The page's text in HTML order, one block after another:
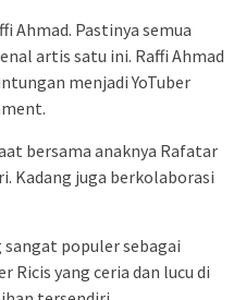
Ahmad. Pastinya semua
artis satu ini. Raffi Ahmad
menjadi YoTuber
bersama anaknya Rafatar
Kadang juga berkolaborasi
populer sebagai
Ricis yang ceria dan lucu di